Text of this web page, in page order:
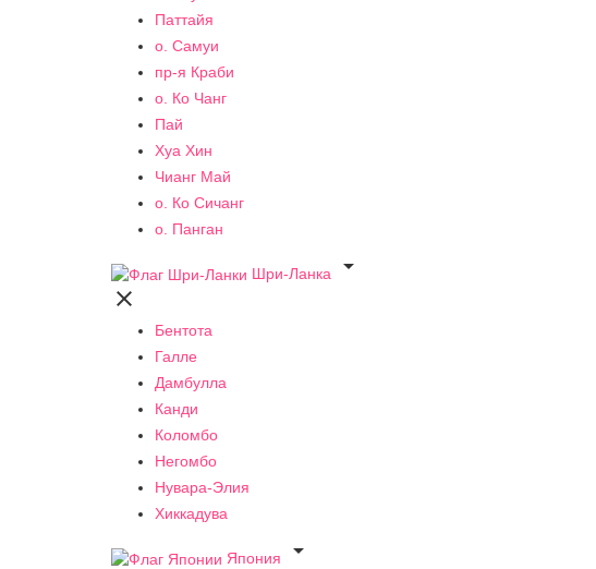
Паттайя
о. Самуи
пр-я Краби
о. Ко Чанг
Пай
Хуа Хин
Чианг Май
о. Ко Сичанг
о. Панган
Шри-Ланка


Бентота
Галле
Дамбулла
Канди
Коломбо
Негомбо
Нувара-Элия
Хиккадува
Япония
